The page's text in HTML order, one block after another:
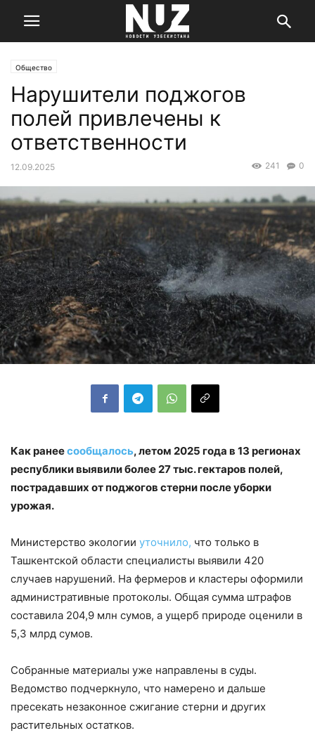
Общество
Нарушители поджогов
полей привлечены к
ответственности
12.09.2025 0
241
Как ранеесообщалось, летом 2025 года в 13 регионах
республики выявили более 27 тыс. гектаров полей,
пострадавших от поджогов стерни после уборки
урожая.
Министерство экологии уточнило, что только в
Ташкентской области специалисты выявили 420
случаев нарушений. На фермеров и кластеры оформили
административные протоколы. Общая сумма штрафов
составила 204,9 млн сумов, а ущерб природе оценили в
5,3 млрд сумов.
Собранные материалы уже направлены в суды.
Ведомство подчеркнуло, что намерено и дальше
пресекать незаконное сжигание стерни и других
растительных остатков.